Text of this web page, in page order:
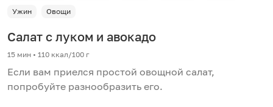
Ужин
Овощи
Салат с луком и авокадо
15 мин • 110 ккал/100 г
Если вам приелся простой овощной салат,
попробуйте разнообразить его.